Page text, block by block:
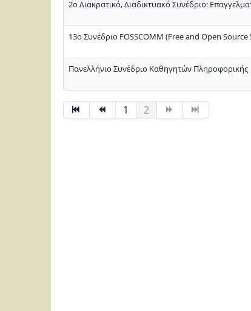
2ο Διακρατικό, Διαδικτυακό Συνέδριο:
13ο Συνέδριο FOSSCOMM (Free and Open
Πανελλήνιο Συνέδριο Καθηγητών Πληροφορικής
1 2